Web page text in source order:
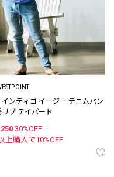
ンディゴ イージー デニムパン
リブ テイパード
30%OFF
上購入で10%OFF